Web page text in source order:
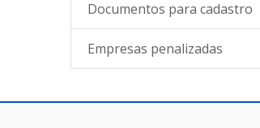
Documentos para cadastro
Empresas penalizadas